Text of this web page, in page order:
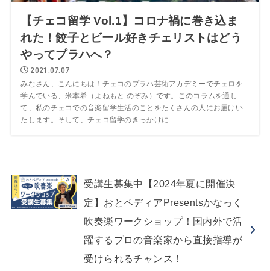
【チェコ留学 Vol.1】コロナ禍に巻き込ま
れた！餃子とビール好きチェリストはどう
やってプラハへ？
2021.07.07
みなさん、こんにちは！チェコのプラハ芸術アカデミーでチェロを
学んでいる、米本希（よねもと のぞみ）です。このコラムを通し
て、私のチェコでの音楽留学生活のことをたくさんの人にお届けい
たします。そして、チェコ留学のきっかけに...
受講生募集中【2024年夏に開催決
定】おとペディアPresentsかなっく
吹奏楽ワークショップ！国内外で活
躍するプロの音楽家から直接指導が
受けられるチャンス！